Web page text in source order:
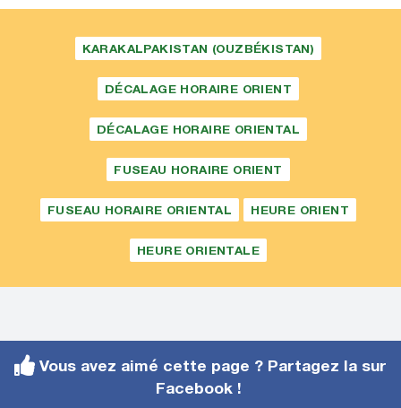
KARAKALPAKISTAN (OUZBÉKISTAN)
DÉCALAGE HORAIRE ORIENT
DÉCALAGE HORAIRE ORIENTAL
FUSEAU HORAIRE ORIENT
FUSEAU HORAIRE ORIENTAL HEURE ORIENT
HEURE ORIENTALE
Vous avez aimé cette page ? Partagez la sur
Facebook !